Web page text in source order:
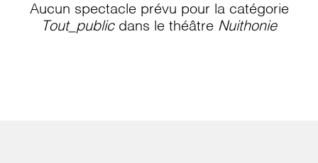
Aucun spectacle prévu pour la catégorie
Tout_publicdans le théâtre Nuithonie